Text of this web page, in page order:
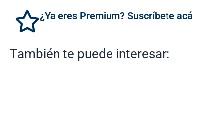
¿Ya eres Premium? Suscríbete acá
También te puede interesar: